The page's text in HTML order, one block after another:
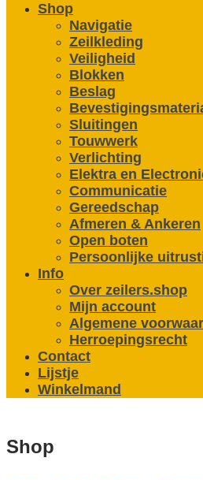
Shop
Navigatie
Zeilkleding
Veiligheid
Blokken
Beslag
Sluitingen
Touwwerk
Verlichting
Elektra en
Communicatie
Gereedschap
Afmeren & Ankeren
Open boten
Persoonlijke
Info
Over zeilers.shop
Mijn account
Algemene
Herroepingsrecht
Contact
Lijstje
Winkelmand
Shop